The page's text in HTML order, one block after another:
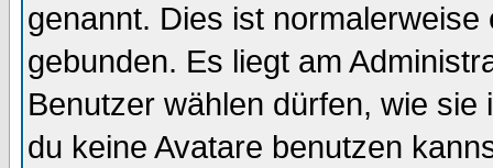
genannt. Dies ist
gebunden. Es liegt am
Benutzer wählen dürfen, wie
du keine Avatare benutzen